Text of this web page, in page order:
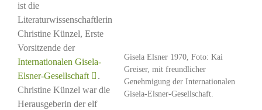
Gisela Elsner 1970, Foto: Kai
Greiser, mit freundlicher
Genehmigung der Internationalen
Gisela-Elsner-Gesellschaft.
ist die
Literaturwissenschaftlerin
Christine Künzel, Erste
Vorsitzende der
Internationalen Gisela-
Elsner-Gesellschaft
.
Christine Künzel war die
Herausgeberin der elf